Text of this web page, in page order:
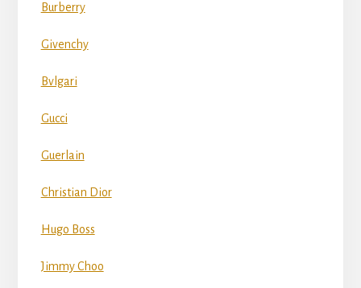
Burberry
Givenchy
Bvlgari
Gucci
Guerlain
Christian Dior
Hugo Boss
Jimmy Choo